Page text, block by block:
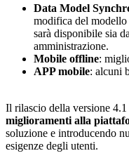
Data Model
modifica del
sarà disponibile sia
amministrazione.
Mobile offline:
APP mobile: alcuni
Il rilascio della versione
miglioramenti alla
soluzione e introducendo
esigenze degli utenti.